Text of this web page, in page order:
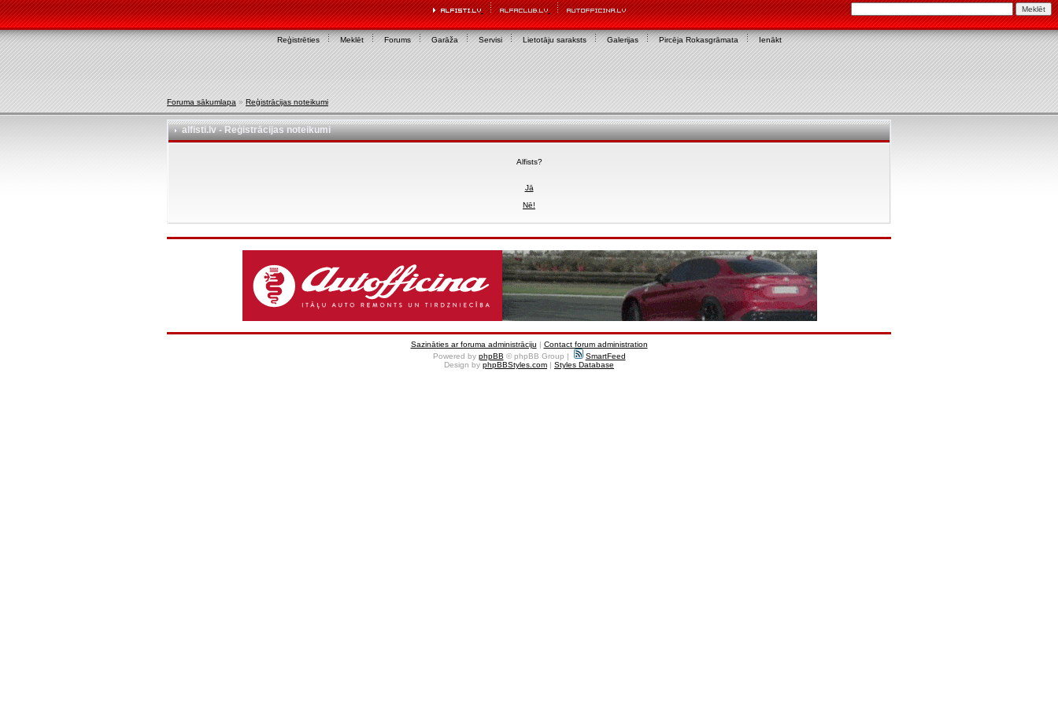
Reģistrēties Meklēt Forums Garāža Servisi Lietotāju saraksts Galerijas Pircēja Rokasgrāmata Ienākt
Foruma sākumlapa » Reģistrācijas noteikumi
alfisti.lv - Reģistrācijas noteikumi
Alfists?
Jā
Nē!
Sazināties ar foruma administrāciju | Contact forum administration
Powered by phpBB © phpBB Group |
SmartFeed
Design by phpBBStyles.com | Styles Database